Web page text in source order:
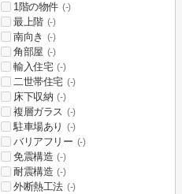
1階の物件 (-)
最上階 (-)
南向き (-)
角部屋 (-)
輸入住宅 (-)
二世帯住宅 (-)
床下収納 (-)
複層ガラス (-)
駐車場あり (-)
バリアフリー (-)
免震構造 (-)
耐震構造 (-)
外断熱工法 (-)